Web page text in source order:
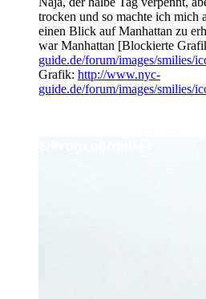
trocken und so machte ich mich
einen Blick auf Manhattan zu
war Manhattan [Blockierte
guide.de/forum/images/smilies/
Grafik: http://www.nyc-
guide.de/forum/images/smilies/